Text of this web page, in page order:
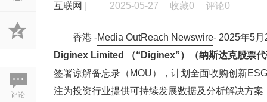
评论
互联网 2025-05-27 收藏0 评论0
香港 -Media OutReach Newswire- 2025年5
Diginex Limited （“Diginex”）（纳斯达克股票
签署谅解备忘录（MOU），计划全面收购创新
注为投资行业提供可持续发展数据及分析解决方